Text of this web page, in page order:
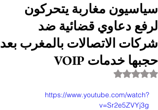
سياسيون مغاربة يتحركون
لرفع دعاوي قضائية ضد
شركات الاتصالات بالمغرب بعد
حجبها خدمات VOIP
تم التقييم بـ ليس رقمًا من أصل 5 نجوم.
https://www.youtube.com/watch?
v=Sr2e5ZVYj3g